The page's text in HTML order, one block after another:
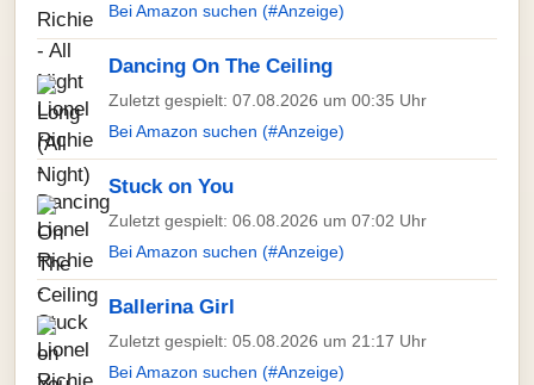
Bei Amazon suchen (#Anzeige)
Dancing On The Ceiling
Zuletzt gespielt: 07.08.2026 um 00:35 Uhr
Bei Amazon suchen (#Anzeige)
Stuck on You
Zuletzt gespielt: 06.08.2026 um 07:02 Uhr
Bei Amazon suchen (#Anzeige)
Ballerina Girl
Zuletzt gespielt: 05.08.2026 um 21:17 Uhr
Bei Amazon suchen (#Anzeige)